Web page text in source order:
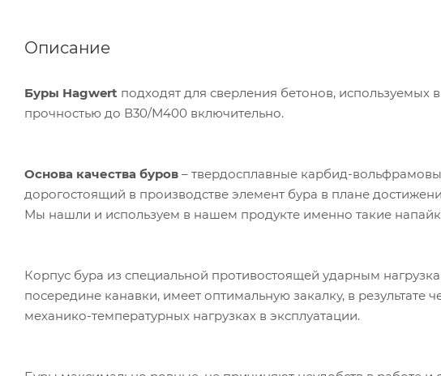
Описание
Буры Hagwert подходят для сверления бетонов, используемых
прочностью до В30/М400 включительно.
Основа качества буров – твердосплавные карбид-
дорогостоящий в производстве элемент бура в плане
Мы нашли и используем в нашем продукте именно такие
Корпус бура из специальной противостоящей ударным
посередине канавки, имеет оптимальную закалку, в
механико-температурных нагрузках в эксплуатации.